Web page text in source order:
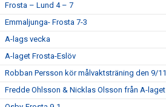
Frosta – Lund 4 – 7
Emmaljunga- Frosta 7-3
A-lags vecka
A-laget Frosta-Eslöv
Robban Persson kör målvaktsträning den 9/11
Fredde Ohlsson & Nicklas Olsson från A-laget